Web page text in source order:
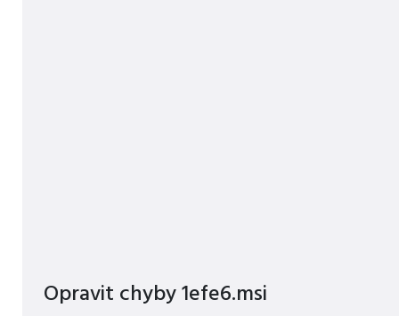
Opravit chyby 1efe6.msi